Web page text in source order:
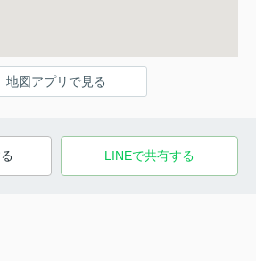
地図アプリで見る
LINEで共有する